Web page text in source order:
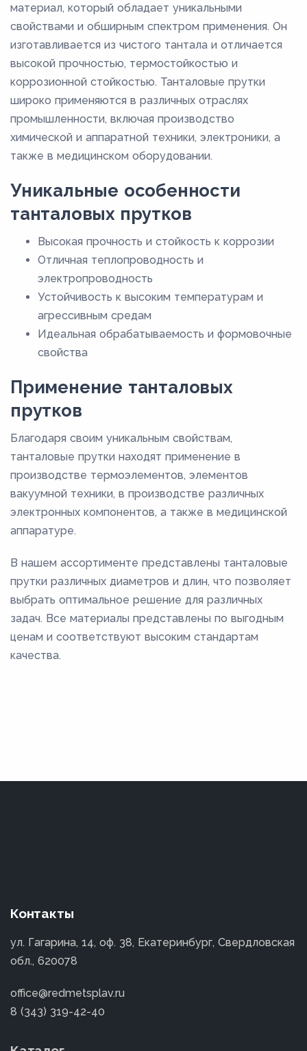
материал, который обладает уникальными
свойствами и обширным спектром применения. Он
изготавливается из чистого тантала и отличается
высокой прочностью, термостойкостью и
коррозионной стойкостью. Танталовые прутки
широко применяются в различных отраслях
промышленности, включая производство
химической и аппаратной техники, электроники, а
также в медицинском оборудовании.
Уникальные особенности
танталовых прутков
Высокая прочность и стойкость к коррозии
Отличная теплопроводность и
электропроводность
Устойчивость к высоким температурам и
агрессивным средам
Идеальная обрабатываемость и формовочные
свойства
Применение танталовых
прутков
Благодаря своим уникальным свойствам,
танталовые прутки находят применение в
производстве термоэлементов, элементов
вакуумной техники, в производстве различных
электронных компонентов, а также в медицинской
аппаратуре.
В нашем ассортименте представлены танталовые
прутки различных диаметров и длин, что позволяет
выбрать оптимальное решение для различных
задач. Все материалы представлены по выгодным
ценам и соответствуют высоким стандартам
качества.
Контакты
ул. Гагарина, 14, оф. 38, Екатеринбург, Свердловская
обл., 620078
office@redmetsplav.ru
8 (343) 319-42-40